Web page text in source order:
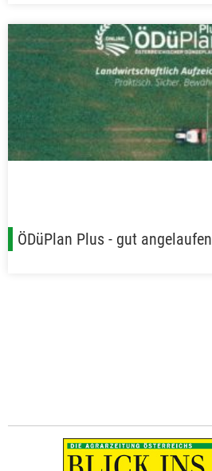
ÖDüPlan Plus - gut angelaufen